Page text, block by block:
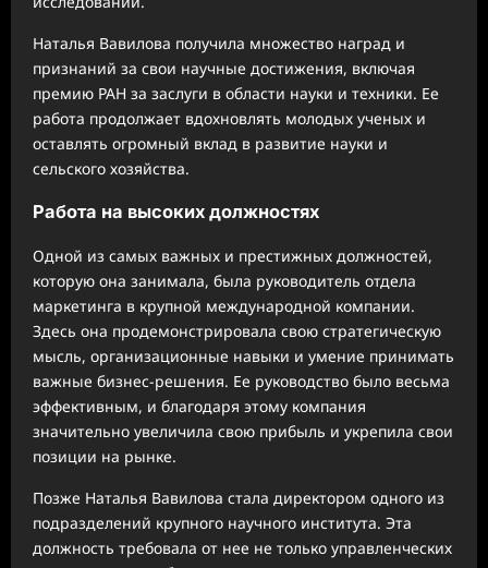
Наталья Вавилова получила множество наград и
признаний за свои научные достижения, включая
премию РАН за заслуги в области науки и техники. Ее
работа продолжает вдохновлять молодых ученых и
оставлять огромный вклад в развитие науки и
сельского хозяйства.
Работа на высоких должностях
Одной из самых важных и престижных должностей,
которую она занимала, была руководитель отдела
маркетинга в крупной международной компании.
Здесь она продемонстрировала свою стратегическую
мысль, организационные навыки и умение принимать
важные бизнес-решения. Ее руководство было весьма
эффективным, и благодаря этому компания
значительно увеличила свою прибыль и укрепила свои
позиции на рынке.
Позже Наталья Вавилова стала директором одного из
подразделений крупного научного института. Эта
должность требовала от нее не только управленческих